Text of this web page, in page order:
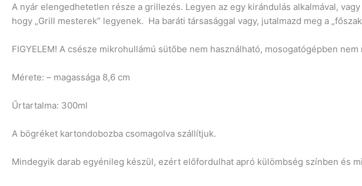
A nyár elengedhetetlen része a grillezés. Legyen az egy kirándulás alkalmával,
hogy „Grill mesterek” legyenek. Ha baráti társasággal vagy, jutalmazd meg a
FIGYELEM! A csésze mikrohullámú sütőbe nem használható, mosogatógépben
Mérete: – magassága 8,6 cm
Űrtartalma: 300ml
A bögréket kartondobozba csomagolva szállítjuk.
Mindegyik darab egyénileg készül, ezért előfordulhat apró külömbség színben és